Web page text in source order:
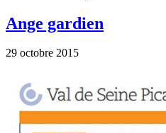
Ange gardien
29 octobre 2015